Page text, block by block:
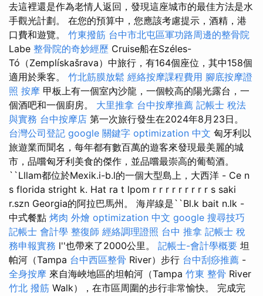
去這裡還是作為老情人返回，發現這座城市的最佳方法是水
手觀光計劃。 在您的預算中，您應該考慮提示，酒精，港
口費和遊覽。 竹東撥筋 台中市北屯區軍功路周邊的整骨院
Labe 整骨院的奇妙經歷 Cruise船在Széles-
Tó（Zemplískašrava）中旅行，有164個座位，其中158個
適用於乘客。 竹北筋膜放鬆 經絡按摩課程費用 腳底按摩證
照 按摩 甲板上有一個室內沙龍，一個較高的陽光露台，一
個酒吧和一個廚房。 大里推拿 台中按摩推薦 記帳士 稅法
與實務 台中按摩店 第一次旅行發生在2024年8月23日。
台灣公司登記 google 關鍵字 optimization 中文 匈牙利以
旅遊業而聞名，每年都有數百萬的遊客來發現最美麗的城
市，品嚐匈牙利美食的傑作，並品嚐最崇高的葡萄酒。
``Lllam都位於Mexik.i-b.l的一個大型島上，大西洋 - Ce n
s florida stright k. Hat ra t lpom r r r r r r r r r s saki
r.szn Georgia的阿拉巴馬州。 海岸線是``Bl.k bait n.lk -
中式餐點 烤肉 外燴 optimization 中文 google 搜尋技巧
記帳士 會計學 整復師 經絡調理證照 台中 推拿 記帳士 稅
務申報實務 l''也帶來了2000公里。 記帳士-會計學概要 坦
帕河（Tampa 台中西區整骨 River）步行 台中刮痧推薦 -
全身按摩 來自海峽地區的坦帕河（Tampa 竹東 整骨 River
竹北 撥筋 Walk），在市區周圍的步行非常愉快。 完成完